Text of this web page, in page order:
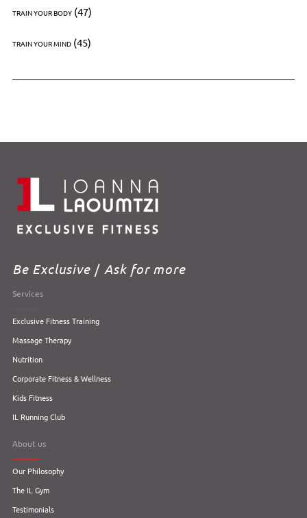
TRAIN YOUR BODY(47)
TRAIN YOUR MIND(45)
Be Exclusive / Ask for more
Services
Exclusive Fitness Training
Massage Therapy
Nutrition
Corporate Fitness & Wellness
Kids Fitness
IL Running Club
About us
Our Philosophy
The IL Gym
Testimonials